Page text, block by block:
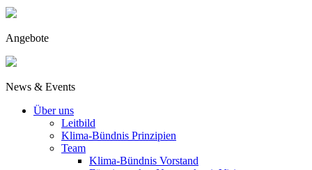
Angebote
News & Events
Über uns
Leitbild
Klima-Bündnis Prinzipien
Team
Klima-Bündnis Vorstand